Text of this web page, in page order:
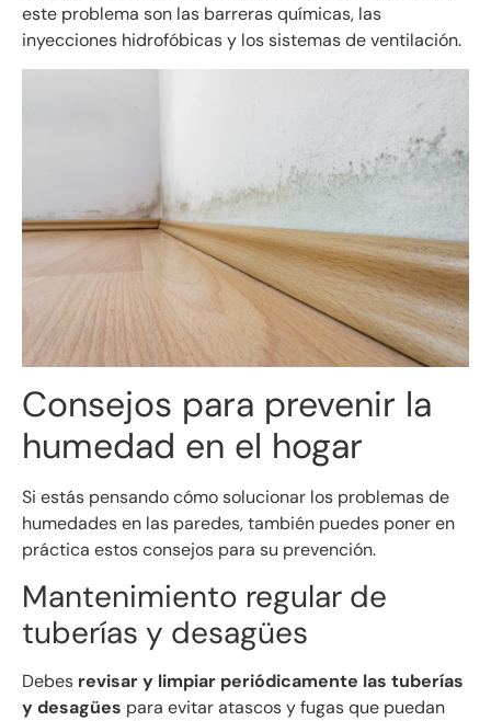
este problema son las barreras químicas, las
inyecciones hidrofóbicas y los sistemas de ventilación.
Consejos para prevenir la
humedad en el hogar
Si estás pensando cómo solucionar los problemas de
humedades en las paredes, también puedes poner en
práctica estos consejos para su prevención.
Mantenimiento regular de
tuberías y desagües
Debes revisar y limpiar periódicamente las tuberías
y desagües para evitar atascos y fugas que puedan